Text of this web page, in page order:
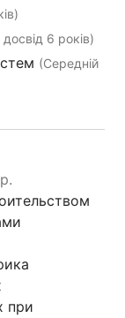
6 років)
(Середній
при